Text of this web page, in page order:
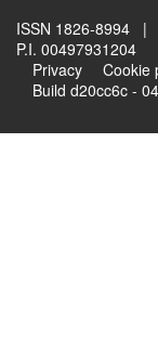
ISSN 1826-8994 |
P.I. 00497931204
Privacy
Cookie
Build d20cc6c -